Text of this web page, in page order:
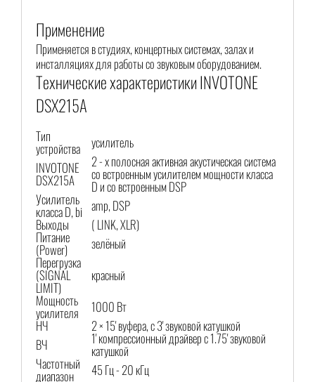
Применение
Применяется в студиях, концертных системах, залах и
инсталляциях для работы со звуковым оборудованием.
Технические характеристики INVOTONE
DSX215A
Тип
устройства
усилитель
INVOTONE
DSX215A
2 - х полосная активная акустическая система
со встроенным усилителем мощности класса
D и со встроенным DSP
Усилитель
класса D, bi amp, DSP
Выходы
( LINK, XLR)
Питание
(Power)
зелёный
Перегрузка
(SIGNAL
LIMIT)
красный
Мощность
усилителя
1000 Вт
НЧ
2 × 15' вуфера, с 3' звуковой катушкой
ВЧ
1' компрессионный драйвер с 1.75' звуковой
катушкой
Частотный
диапазон
45 Гц - 20 кГц